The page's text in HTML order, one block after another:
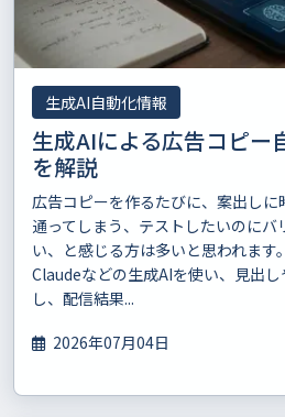
生成AI自動化情報
生成AIによる広告コピー
を解説
広告コピーを作るたびに、案出し
通ってしまう、テストしたいのにバ
い、と感じる方は多いと思われます
Claudeなどの生成AIを使い、見出
し、配信結果...
2026年07月04日